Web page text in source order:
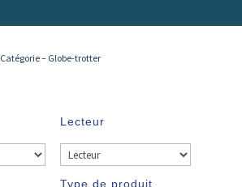
Catégorie – Globe-trotter
Lecteur
Type de produit